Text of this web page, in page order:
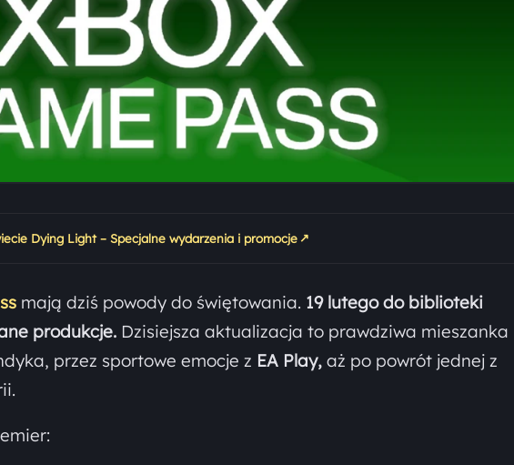
Dying Light – Specjalne wydarzenia i promocje ↗
mają dziś powody do świętowania. 19 lutego do biblioteki
produkcje. Dzisiejsza aktualizacja to prawdziwa mieszanka
przez sportowe emocje z EA Play, aż po powrót jednej z